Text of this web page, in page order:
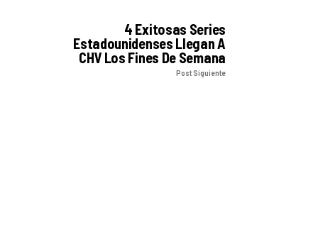
4 Exitosas Series
Estadounidenses Llegan A
CHV Los Fines De Semana
Post Siguiente